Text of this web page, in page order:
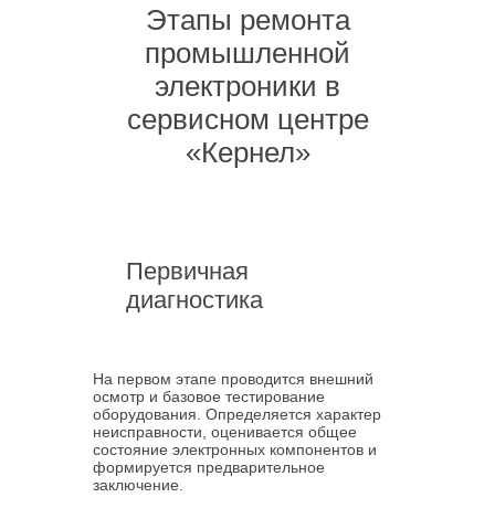
Этапы ремонта
промышленной
электроники в
сервисном центре
«Кернел»
Первичная
диагностика
На первом этапе проводится внешний
осмотр и базовое тестирование
оборудования. Определяется характер
неисправности, оценивается общее
состояние электронных компонентов и
формируется предварительное
заключение.